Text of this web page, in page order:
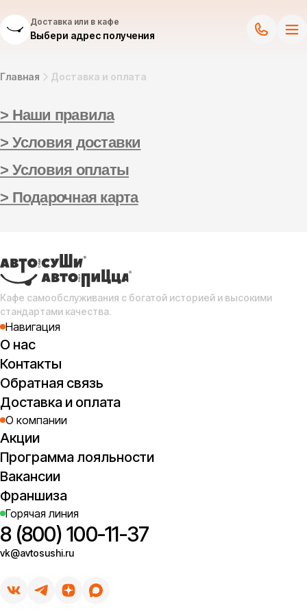
Доставка или в кафе
Выбери адрес получения
Главная Доставка и оплата
> Наши правила
> Условия доставки
> Условия оплаты
> Подарочная карта
Кафе самообслуживания с богатой историей и высокими
стандартами качества.
Навигация
О нас
Контакты
Обратная связь
Доставка и оплата
О компании
Акции
Программа лояльности
Вакансии
Франшиза
Горячая линия
8 (800) 100-11-37
vk@avtosushi.ru